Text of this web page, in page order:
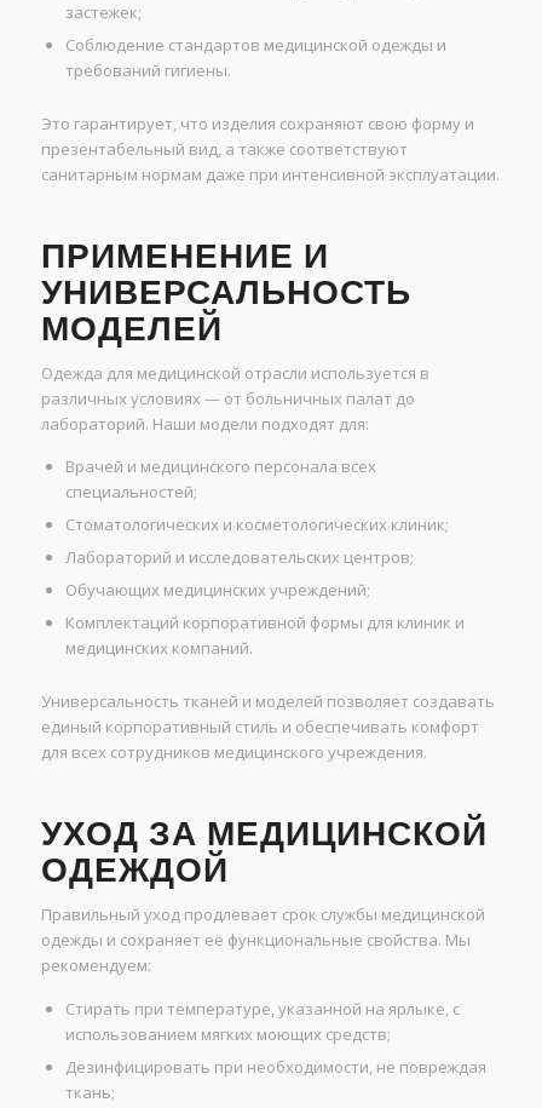
застежек;
Соблюдение стандартов медицинской одежды и
требований гигиены.
Это гарантирует, что изделия сохраняют свою форму и
презентабельный вид, а также соответствуют
санитарным нормам даже при интенсивной эксплуатации.
ПРИМЕНЕНИЕ И
УНИВЕРСАЛЬНОСТЬ
МОДЕЛЕЙ
Одежда для медицинской отрасли используется в
различных условиях — от больничных палат до
лабораторий. Наши модели подходят для:
Врачей и медицинского персонала всех
специальностей;
Стоматологических и косметологических клиник;
Лабораторий и исследовательских центров;
Обучающих медицинских учреждений;
Комплектаций корпоративной формы для клиник и
медицинских компаний.
Универсальность тканей и моделей позволяет создавать
единый корпоративный стиль и обеспечивать комфорт
для всех сотрудников медицинского учреждения.
УХОД ЗА МЕДИЦИНСКОЙ
ОДЕЖДОЙ
Правильный уход продлевает срок службы медицинской
одежды и сохраняет её функциональные свойства. Мы
рекомендуем:
Стирать при температуре, указанной на ярлыке, с
использованием мягких моющих средств;
Дезинфицировать при необходимости, не повреждая
ткань;